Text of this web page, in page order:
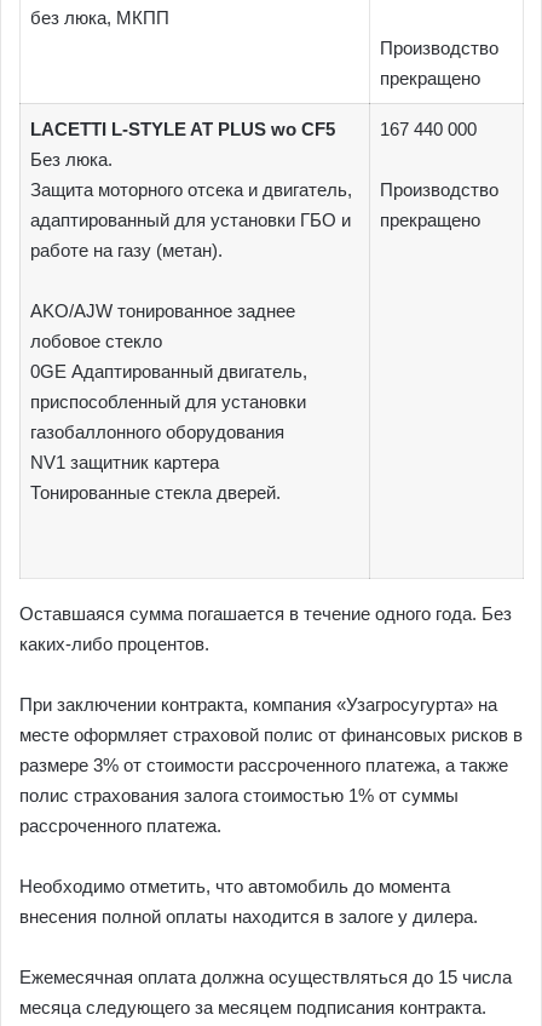
без люка, МКПП
Производство
прекращено
LACETTI L-STYLE AT PLUS wo CF5
Без люка.
Защита моторного отсека и двигатель,
адаптированный для установки ГБО и
работе на газу (метан).
AKO/AJW тонированное заднее
лобовое стекло
0GE Адаптированный двигатель,
приспособленный для установки
газобаллонного оборудования
NV1 защитник картера
Тонированные стекла дверей.
167 440 000
Производство
прекращено
Оставшаяся сумма погашается в течение одного года. Без
каких-либо процентов.
При заключении контракта, компания «Узагросугурта» на
месте оформляет страховой полис от финансовых рисков в
размере 3% от стоимости рассроченного платежа, а также
полис страхования залога стоимостью 1% от суммы
рассроченного платежа.
Необходимо отметить, что автомобиль до момента
внесения полной оплаты находится в залоге у дилера.
Ежемесячная оплата должна осуществляться до 15 числа
месяца следующего за месяцем подписания контракта.